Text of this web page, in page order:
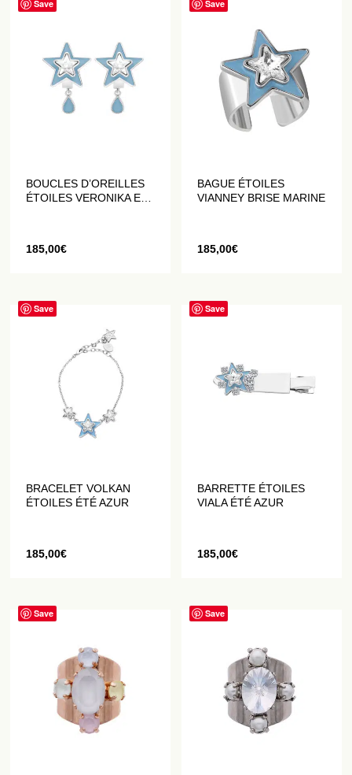
Save
BOUCLES D’OREILLES
ÉTOILES VERONIKA ETÉ
185,00€
Save
BAGUE ÉTOILES
VIANNEY BRISE MARINE
185,00€
Save
BRACELET VOLKAN
ÉTOILES ÉTÉ AZUR
185,00€
Save
BARRETTE ÉTOILES
VIALA ÉTÉ AZUR
185,00€
Save Save